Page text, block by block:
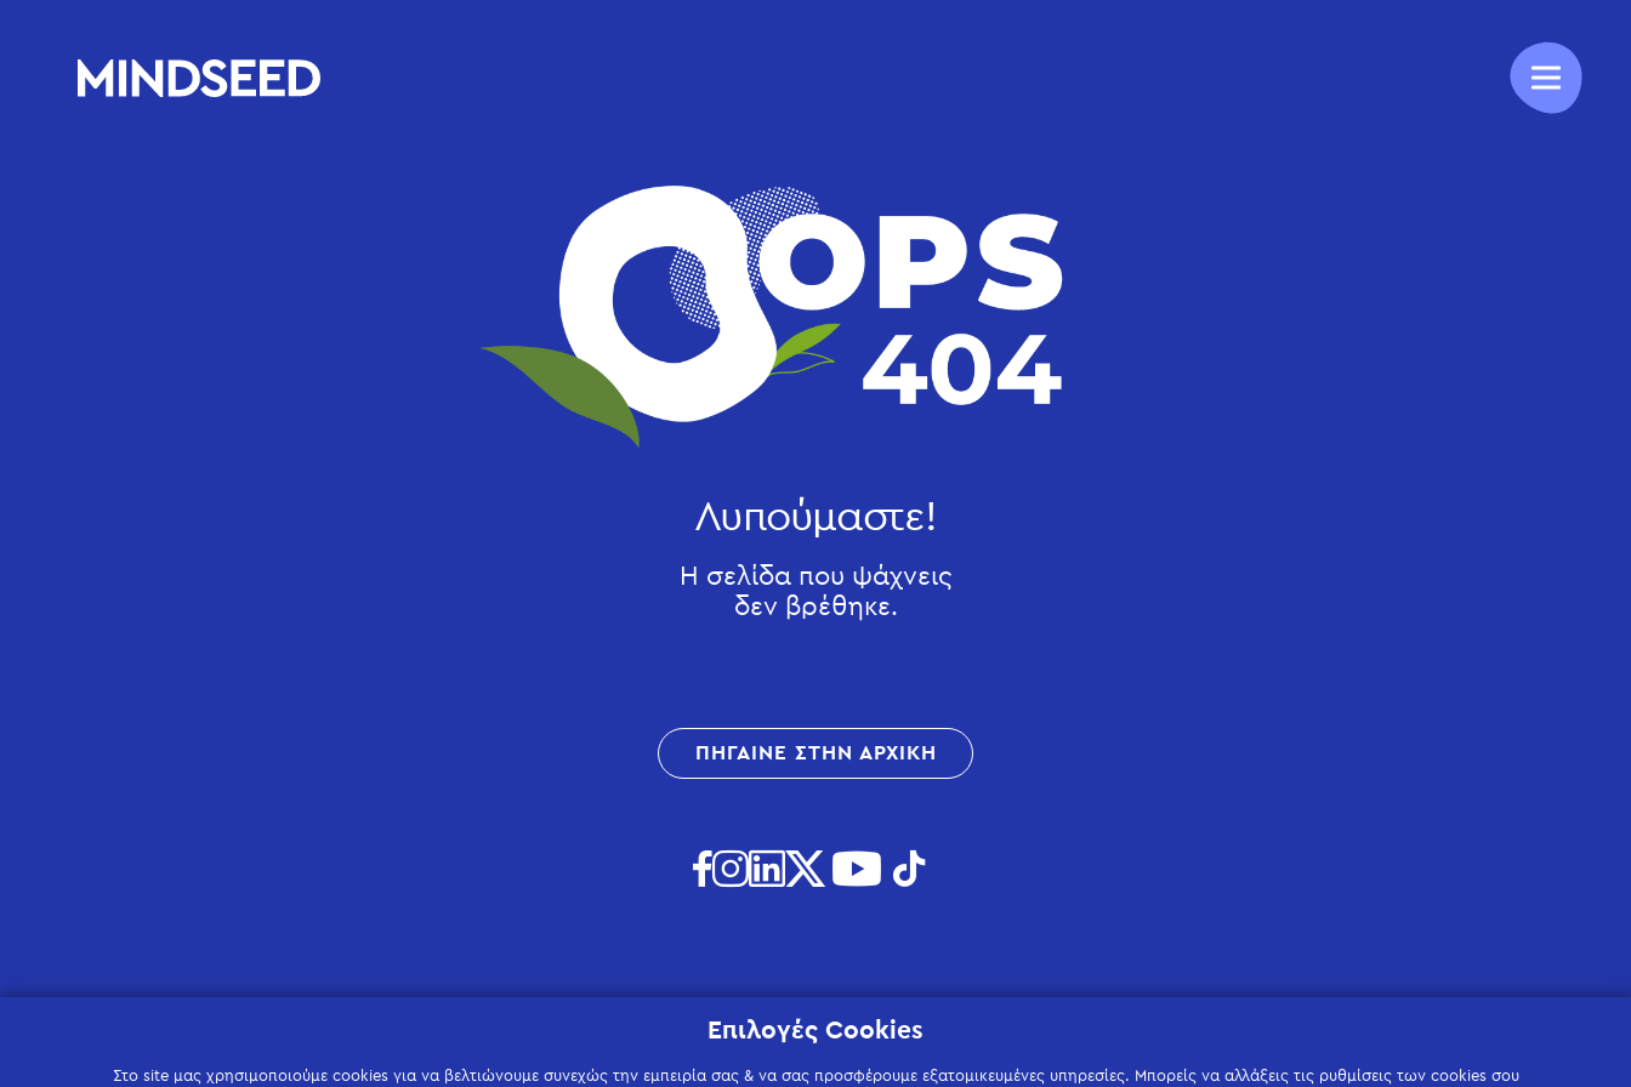
Λυπούμαστε!
Η σελίδα που ψάχνεις
δεν βρέθηκε.
ΠΗΓΑΙΝΕ ΣΤΗΝ ΑΡΧΙΚΗ
Επιλογές Cookies
Στο site μας χρησιμοποιούμε cookies για να βελτιώνουμε συνεχώς την εμπειρία σας & να σας προσφέρουμε εξατομικευμένες υπηρεσίες. Μπορείς να αλλάξεις τις ρυθμίσεις των cookies σου